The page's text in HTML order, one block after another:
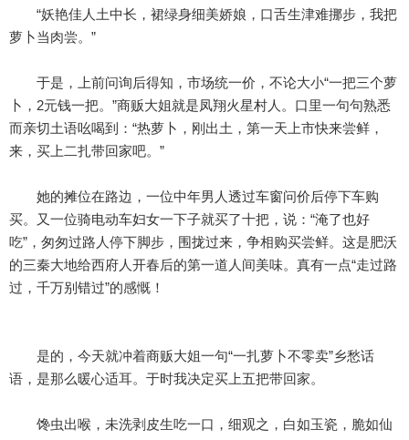
“妖艳佳人土中长，裙绿身细美娇娘，口舌生津难挪步，我把
萝卜当肉尝。”
于是，上前问询后得知，市场统一价，不论大小“一把三个萝
卜，2元钱一把。”商贩大姐就是凤翔火星村人。口里一句句熟悉
而亲切土语吆喝到：“热萝卜，刚出土，第一天上市快来尝鲜，
来，买上二扎带回家吧。”
她的摊位在路边，一位中年男人透过车窗问价后停下车购
买。又一位骑电动车妇女一下子就买了十把，说：“淹了也好
吃”，匆匆过路人停下脚步，围拢过来，争相购买尝鲜。这是肥沃
的三秦大地给西府人开春后的第一道人间美味。真有一点“走过路
过，千万别错过”的感慨！
是的，今天就冲着商贩大姐一句“一扎萝卜不零卖”乡愁话
语，是那么暖心适耳。于时我决定买上五把带回家。
馋虫出喉，未洗剥皮生吃一口，细观之，白如玉瓷，脆如仙